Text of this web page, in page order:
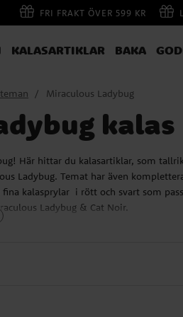
FRI FRAKT ÖVER 599 KR
KALASARTIKLAR BAKA
Miraculous Ladybug
kalas
Här hittar du kalasartiklar, som
Ladybug. Temat har även
kalasprylar i rött och svart som
Ladybug & Cat Noir.
fransk animerad serie som